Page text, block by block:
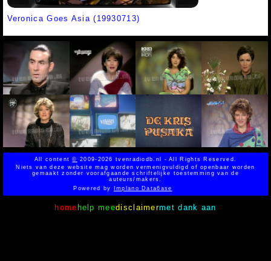
Veronica Goes Asia (19930713)
All content© 2009-2026 tvenradiodb.nl - All Rights Reserved.
Niets van deze website mag worden vermenigvuldigd of openbaar worden
gemaakt zonder voorafgaande schriftelijke toestemming van de
auteurs/makers.
Powered by Implano Data6ase
home help meedisclaimermet dank aan